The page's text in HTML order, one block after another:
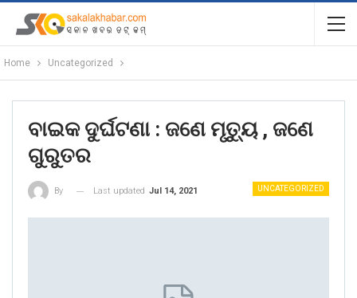
Home Uncategorized
ବାଇକ ଦୁର୍ଘଟଣା : ଜଣେ ମୃତ୍ୟୁ , ଜଣେ
ଗୁରୁତର
UNCATEGORIZED
By Last updated Jul 14, 2021